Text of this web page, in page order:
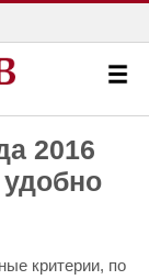
2016
удобно
критерии, по